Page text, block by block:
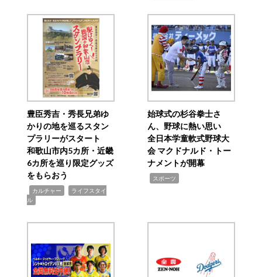
豊臣秀吉・秀長兄弟ゆ
かりの地を巡るスタン
プラリーがスタート
和歌山市内5カ所・近畿
6カ所を巡り限定グッズ
をもらおう
カルチャー
ライフスタイ
ル
始球式の杉谷拳士さ
ん、野球に熱い思い
全日本学童軟式野球大
会 マクドナルド・トー
ナメントが開幕
スポーツ